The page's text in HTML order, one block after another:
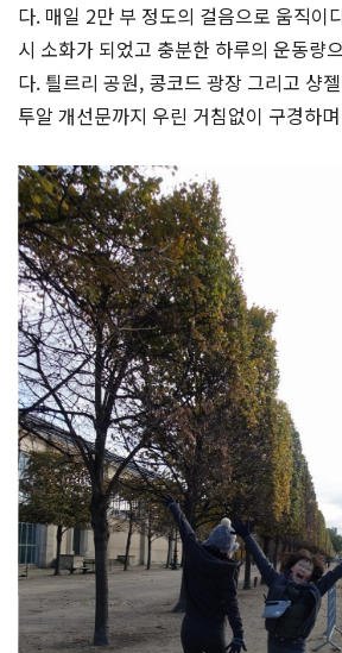
다. 매일 2만 부 정도의 걸음으로 움직이
시 소화가 되었고 충분한 하루의 운동량
다. 틜르리 공원, 콩코드 광장 그리고 샹
투알 개선문까지 우린 거침없이 구경하